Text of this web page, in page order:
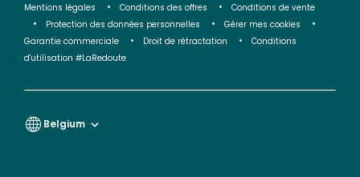
Mentions légales Conditions des offres
Conditions de vente
Protection des données personnelles
Gérer mes cookies
Garantie commerciale
Droit de rétractation
Conditions
d'utilisation #LaRedoute
Belgium